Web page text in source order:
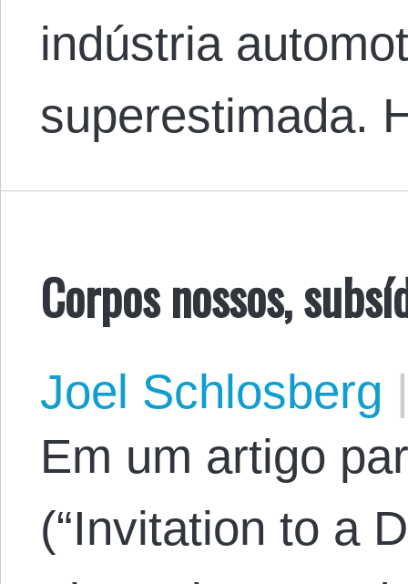
indústria
superestimada.
Corpos nossos,
Joel Schlosberg
Em um artigo
(“Invitation to a